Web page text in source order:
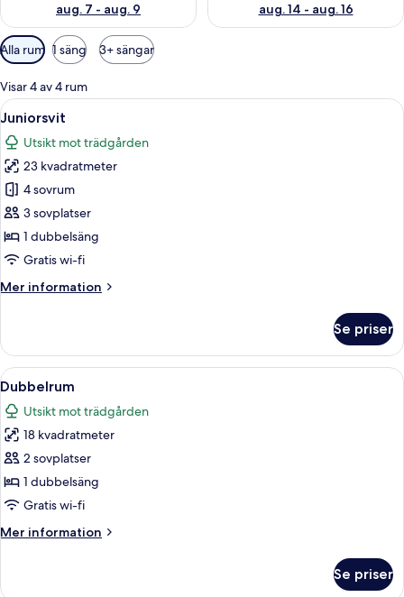
aug. 7 - aug. 9
aug. 14 - aug. 16
Tillgängliga
filter
för
rum
Alla rum 1 säng 3+ sängar
Visar 4 av 4 rum
Öppna
alla
foton
för
Juniorsvit
Ett hotellrum med två sängar, var
4
Juniorsvit
Utsikt mot trädgården
23 kvadratmeter
4 sovrum
3 sovplatser
1 dubbelsäng
Gratis wi-fi
Mer information
Mer
Se priser
Öppna
alla
foton
för
Dubbelrum
Ett hotellrum med en säng, två
3
Dubbelrum
Utsikt mot trädgården
18 kvadratmeter
2 sovplatser
1 dubbelsäng
Gratis wi-fi
Mer information
Mer
Se priser